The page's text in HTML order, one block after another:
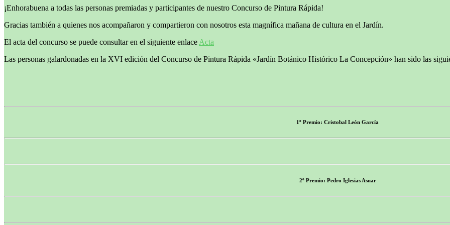
¡Enhorabuena a todas las personas premiadas y participantes de nuestro Concurso de Pintura Rápida!
Gracias también a quienes nos acompañaron y compartieron con nosotros esta magnífica mañana de cultura en el Jardín.
El acta del concurso se puede consultar en el siguiente enlace Acta
Las personas galardonadas en la XVI edición del Concurso de Pintura Rápida «Jardín Botánico Histórico La Concepción» han sido las
1º Premio: Cristobal León García
2º Premio: Pedro Iglesias Asuar